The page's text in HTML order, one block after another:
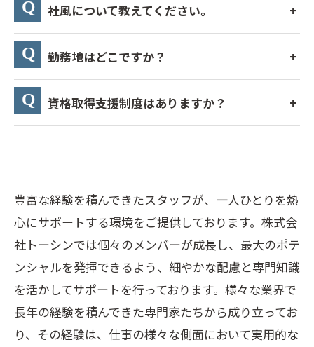
社風について教えてください。
勤務地はどこですか？
資格取得支援制度はありますか？
豊富な経験を積んできたスタッフが、一人ひとりを熱
心にサポートする環境をご提供しております。株式会
社トーシンでは個々のメンバーが成長し、最大のポテ
ンシャルを発揮できるよう、細やかな配慮と専門知識
を活かしてサポートを行っております。様々な業界で
長年の経験を積んできた専門家たちから成り立ってお
り、その経験は、仕事の様々な側面において実用的な